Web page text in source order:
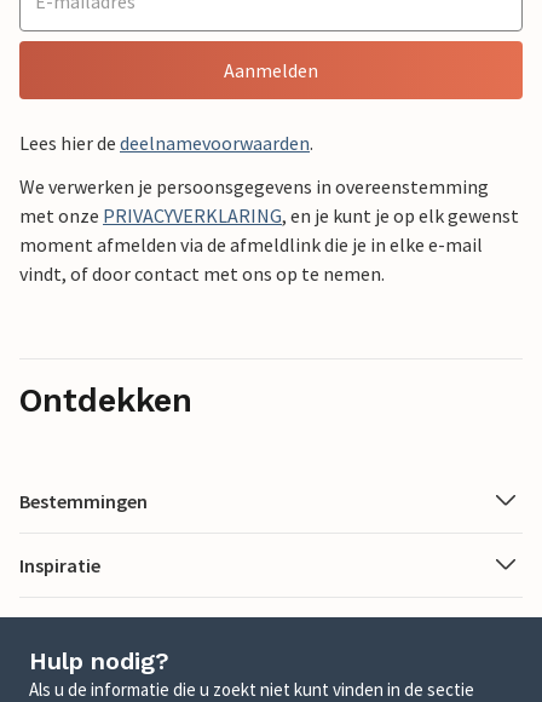
Aanmelden
Lees hier de deelnamevoorwaarden.
We verwerken je persoonsgegevens in overeenstemming
met onze PRIVACYVERKLARING, en je kunt je op elk gewenst
moment afmelden via de afmeldlink die je in elke e-mail
vindt, of door contact met ons op te nemen.
Ontdekken
Bestemmingen
Inspiratie
Hulp nodig?
Als u de informatie die u zoekt niet kunt vinden in de sectie